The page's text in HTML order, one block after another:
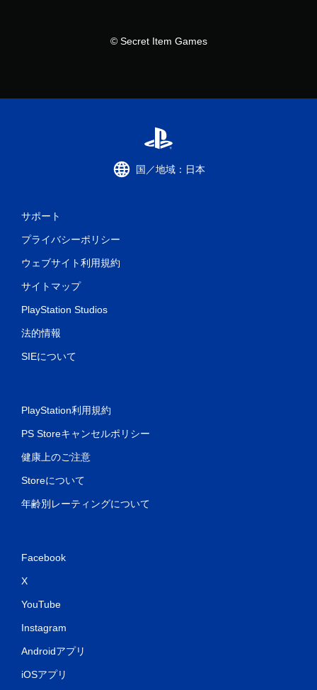
© Secret Item Games
国／地域：日本
サポート
プライバシーポリシー
ウェブサイト利用規約
サイトマップ
PlayStation Studios
法的情報
SIEについて
PlayStation利用規約
PS Storeキャンセルポリシー
健康上のご注意
Storeについて
年齢別レーティングについて
Facebook
X
YouTube
Instagram
Androidアプリ
iOSアプリ